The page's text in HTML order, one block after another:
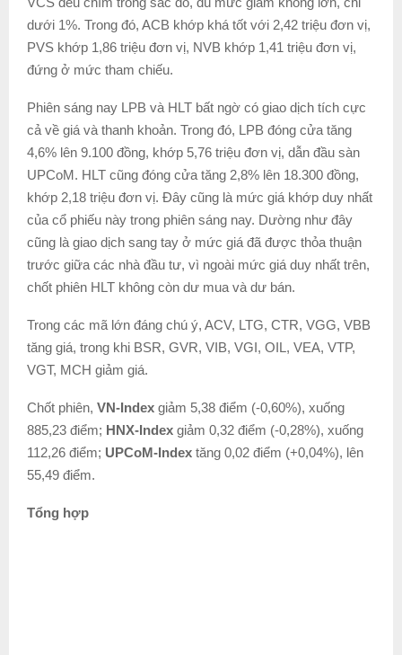
dưới 1%. Trong đó, ACB khớp khá tốt với 2,42 triệu đơn vị,
PVS khớp 1,86 triệu đơn vị, NVB khớp 1,41 triệu đơn vị,
đứng ở mức tham chiếu.
Phiên sáng nay LPB và HLT bất ngờ có giao dịch tích cực
cả về giá và thanh khoản. Trong đó, LPB đóng cửa tăng
4,6% lên 9.100 đồng, khớp 5,76 triệu đơn vị, dẫn đầu sàn
UPCoM. HLT cũng đóng cửa tăng 2,8% lên 18.300 đồng,
khớp 2,18 triệu đơn vị. Đây cũng là mức giá khớp duy nhất
của cổ phiếu này trong phiên sáng nay. Dường như đây
cũng là giao dịch sang tay ở mức giá đã được thỏa thuận
trước giữa các nhà đầu tư, vì ngoài mức giá duy nhất trên,
chốt phiên HLT không còn dư mua và dư bán.
Trong các mã lớn đáng chú ý, ACV, LTG, CTR, VGG, VBB
tăng giá, trong khi BSR, GVR, VIB, VGI, OIL, VEA, VTP,
VGT, MCH giảm giá.
Chốt phiên, VN-Index giảm 5,38 điểm (-0,60%), xuống
885,23 điểm; HNX-Index giảm 0,32 điểm (-0,28%), xuống
112,26 điểm; UPCoM-Index tăng 0,02 điểm (+0,04%), lên
55,49 điểm.
Tổng hợp